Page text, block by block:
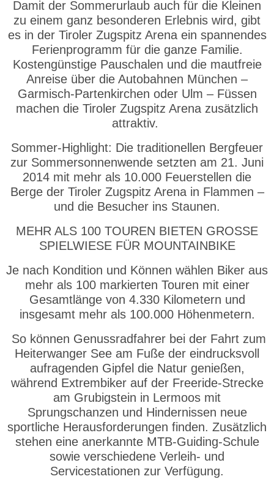
Damit der Sommerurlaub auch für die Kleinen
zu einem ganz besonderen Erlebnis wird, gibt
es in der Tiroler Zugspitz Arena ein spannendes
Ferienprogramm für die ganze Familie.
Kostengünstige Pauschalen und die mautfreie
Anreise über die Autobahnen München –
Garmisch-Partenkirchen oder Ulm – Füssen
machen die Tiroler Zugspitz Arena zusätzlich
attraktiv.
Sommer-Highlight: Die traditionellen Bergfeuer
zur Sommersonnenwende setzten am 21. Juni
2014 mit mehr als 10.000 Feuerstellen die
Berge der Tiroler Zugspitz Arena in Flammen –
und die Besucher ins Staunen.
MEHR ALS 100 TOUREN BIETEN GROSSE
SPIELWIESE FÜR MOUNTAINBIKE
Je nach Kondition und Können wählen Biker aus
mehr als 100 markierten Touren mit einer
Gesamtlänge von 4.330 Kilometern und
insgesamt mehr als 100.000 Höhenmetern.
So können Genussradfahrer bei der Fahrt zum
Heiterwanger See am Fuße der eindrucksvoll
aufragenden Gipfel die Natur genießen,
während Extrembiker auf der Freeride-Strecke
am Grubigstein in Lermoos mit
Sprungschanzen und Hindernissen neue
sportliche Herausforderungen finden. Zusätzlich
stehen eine anerkannte MTB-Guiding-Schule
sowie verschiedene Verleih- und
Servicestationen zur Verfügung.